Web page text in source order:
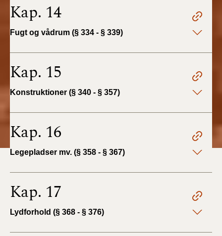
Kap. 14
Fugt og vådrum (§ 334 - § 339)
Kap. 15
Konstruktioner (§ 340 - § 357)
Kap. 16
Legepladser mv. (§ 358 - § 367)
Kap. 17
Lydforhold (§ 368 - § 376)